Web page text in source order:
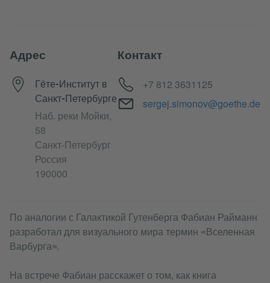
По аналогии с Галактикой Гутенберга Фабиан Райманн
разработал для визуального мира термин «Вселенная
Варбурга».
На встрече Фабиан расскажет о том, как книга
Адрес
Гёте-Институт в
Санкт-Петербурге
Наб. реки Мойки,
58
Санкт-Петербург
Россия
190000
Контакт
Телефон
+7 812 3631125
Электронный адрес
sergej.simonov@goethe.de